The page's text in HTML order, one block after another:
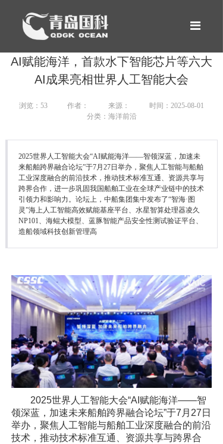
网站
租赁
关于
合作
联系
AI赋能海洋，首款水下智能芯片等六大
AI成果亮相世界人工智能大会
浏览：53 作者： 来源：
时间：2025-08-01
分类：海洋前沿
2025世界人工智能大会“AI赋能海洋——智领深蓝，加速未
来船舶跨界融合论坛”于7月27日举办，聚焦人工智能与船舶
工业深度融合的前沿技术，推动技术标准互通、资源共享与
跨界合作，进一步巩固我国船舶工业在全球产业链中的技术
引领力和影响力。论坛上，中船集团集中发布了“智海·图
灵”海上人工智能高效赋能基座平台、水星智算处理器凌久
NP101、海鲲大模型、蓝豚智能产品安全性测试验证平台、
造船领域科技创新管理高
2025世界人工智能大会“AI赋能海洋——智
领深蓝，加速未来船舶跨界融合论坛”于7月27日
举办，聚焦人工智能与船舶工业深度融合的前沿
技术，推动技术标准互通、资源共享与跨界合